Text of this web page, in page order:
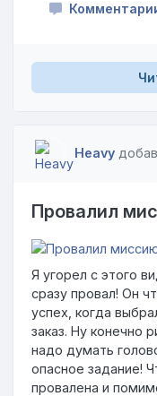
Heavy
Провалил
Я угорел с этого
сразу провал! Он
успех, когда
заказ. Ну конечно
надо думать
опасное задание!
провалена и